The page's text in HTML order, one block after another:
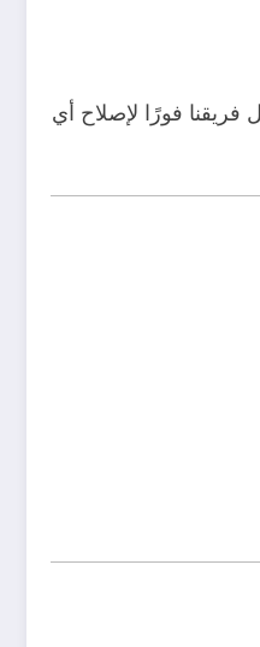
فريقنا فورًا لإصلاح أي